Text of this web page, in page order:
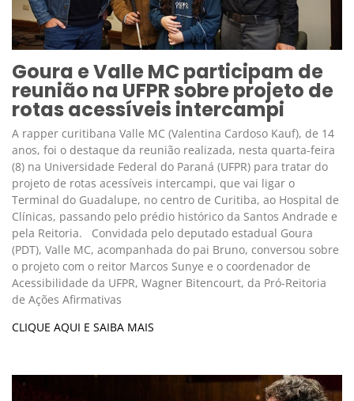
Goura e Valle MC participam de
reunião na UFPR sobre projeto de
rotas acessíveis intercampi
A rapper curitibana Valle MC (Valentina Cardoso Kauf), de 14
anos, foi o destaque da reunião realizada, nesta quarta-feira
(8) na Universidade Federal do Paraná (UFPR) para tratar do
projeto de rotas acessíveis intercampi, que vai ligar o
Terminal do Guadalupe, no centro de Curitiba, ao Hospital de
Clínicas, passando pelo prédio histórico da Santos Andrade e
pela Reitoria. Convidada pelo deputado estadual Goura
(PDT), Valle MC, acompanhada do pai Bruno, conversou sobre
o projeto com o reitor Marcos Sunye e o coordenador de
Acessibilidade da UFPR, Wagner Bitencourt, da Pró-Reitoria
de Ações Afirmativas
CLIQUE AQUI E SAIBA MAIS